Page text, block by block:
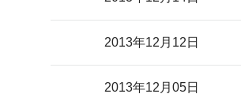
2013年12月12日
2013年12月05日